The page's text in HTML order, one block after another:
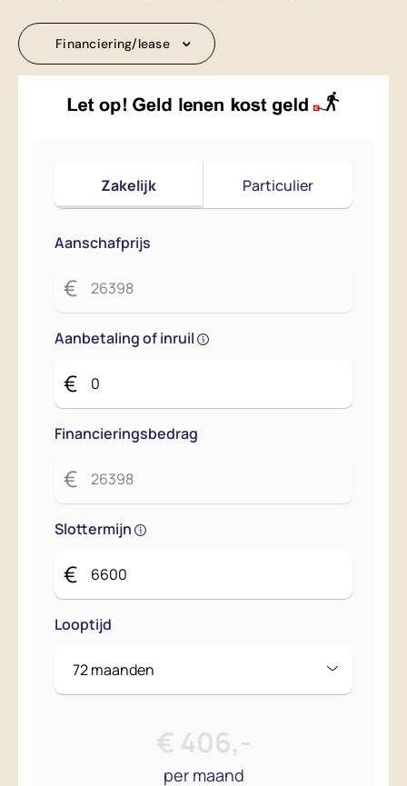
Financiering/lease